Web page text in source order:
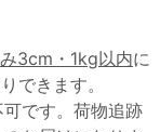
3cm・1kg以内に
できます。
です。荷物追跡